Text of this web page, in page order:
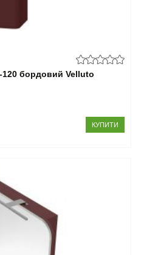
120 бордовий Velluto
КУПИТИ